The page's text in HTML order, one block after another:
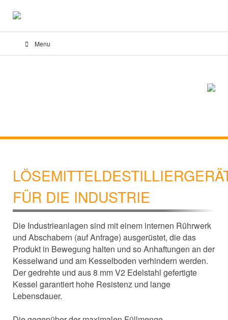
Menu
FÜR DIE INDUSTRIE
Die Industrieanlagen sind mit einem internen Rührwerk
und Abschabern (auf Anfrage) ausgerüstet, die das
Produkt in Bewegung halten und so Anhaftungen an der
Kesselwand und am Kesselboden verhindern werden.
Der gedrehte und aus 8 mm V2 Edelstahl gefertigte
Kessel garantiert hohe Resistenz und lange
Lebensdauer.